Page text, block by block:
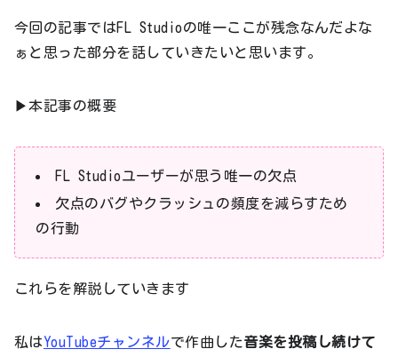
今回の記事ではFL Studioの唯一ここが残念なんだよな
ぁと思った部分を話していきたいと思います。
▶本記事の概要
FL Studioユーザーが思う唯一の欠点
欠点のバグやクラッシュの頻度を減らすため
の行動
これらを解説していきます
私はYouTubeチャンネルで作曲した音楽を投稿し続けて